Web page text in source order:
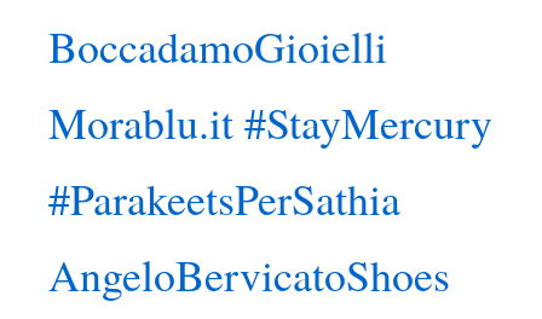
BoccadamoGioielli
Morablu.it #StayMercury
#ParakeetsPerSathia
AngeloBervicatoShoes